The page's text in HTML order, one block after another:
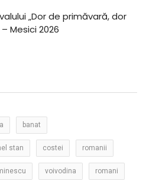
„Dor de primăvară, dor
Mesici 2026
banat
stan costei romanii
voivodina romani